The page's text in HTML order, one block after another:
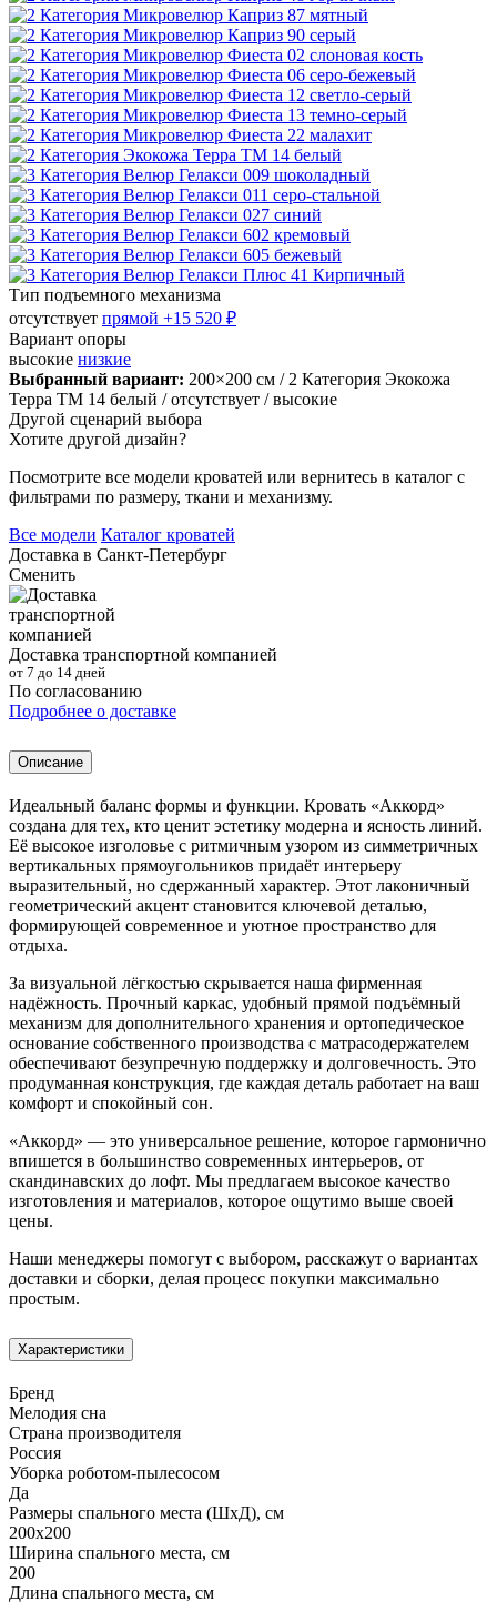
Тип подъемного механизма
отсутствует прямой +15 520 ₽
Вариант опоры
высокие низкие
Выбранный вариант: 200×200 см / 2 Категория Экокожа
Терра ТМ 14 белый / отсутствует / высокие
Другой сценарий выбора
Хотите другой дизайн?
Посмотрите все модели кроватей или вернитесь в каталог с
фильтрами по размеру, ткани и механизму.
Все модели Каталог кроватей
Доставка в Санкт-Петербург
Сменить
Доставка транспортной компанией
от 7 до 14 дней
По согласованию
Подробнее о доставке
Описание
Идеальный баланс формы и функции. Кровать «Аккорд»
создана для тех, кто ценит эстетику модерна и ясность линий.
Её высокое изголовье с ритмичным узором из симметричных
вертикальных прямоугольников придаёт интерьеру
выразительный, но сдержанный характер. Этот лаконичный
геометрический акцент становится ключевой деталью,
формирующей современное и уютное пространство для
отдыха.
За визуальной лёгкостью скрывается наша фирменная
надёжность. Прочный каркас, удобный прямой подъёмный
механизм для дополнительного хранения и ортопедическое
основание собственного производства с матрасодержателем
обеспечивают безупречную поддержку и долговечность. Это
продуманная конструкция, где каждая деталь работает на ваш
комфорт и спокойный сон.
«Аккорд» — это универсальное решение, которое гармонично
впишется в большинство современных интерьеров, от
скандинавских до лофт. Мы предлагаем высокое качество
изготовления и материалов, которое ощутимо выше своей
цены.
Наши менеджеры помогут с выбором, расскажут о вариантах
доставки и сборки, делая процесс покупки максимально
простым.
Характеристики
Бренд
Мелодия сна
Страна производителя
Россия
Уборка роботом-пылесосом
Да
Размеры спального места (ШхД), см
200х200
Ширина спального места, см
200
Длина спального места, см